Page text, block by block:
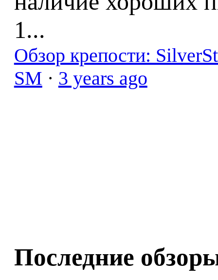
1...
Обзор крепости:
SM · 3 years ago
Последние